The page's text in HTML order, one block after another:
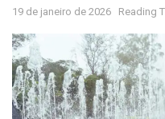
19 de janeiro de 2026 Reading